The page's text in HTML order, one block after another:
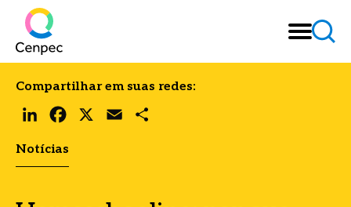
Notícias
Compartilhar em suas redes:
LinkedInFacebook